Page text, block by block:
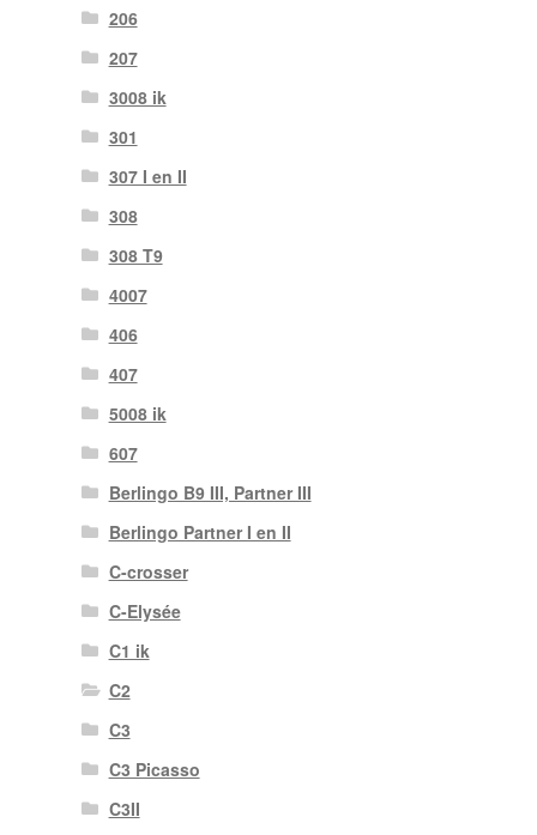
206
207
3008 ik
301
307 I en II
308
308 T9
4007
406
407
5008 ik
607
Berlingo B9 III, Partner III
Berlingo Partner I en II
C-crosser
C-Elysée
C1 ik
C2
C3
C3 Picasso
C3II